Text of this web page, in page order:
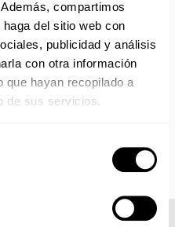
compartimos
del sitio web con
publicidad y análisis
con otra información
que hayan recopilado a
de sus servicios.
plazo de entrega, el
completo.
24 horas serán servidos a
cada producto según fábrica.
cerrado en agosto. Se
por orden de compra a